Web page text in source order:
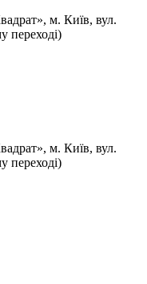
м. Київ, вул.
переході)
м. Київ, вул.
переході)